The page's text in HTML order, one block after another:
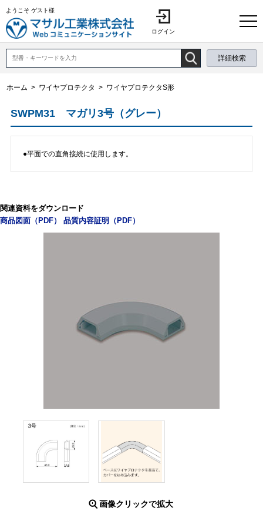
ようこそ ゲスト様
ログイン
詳細検索
ホーム > ワイヤプロテクタ > ワイヤプロテクタS形
SWPM31 マガリ3号（グレー）
●平面での直角接続に使用します。
関連資料をダウンロード
商品図面（PDF）
品質内容証明（PDF）
画像クリックで拡大